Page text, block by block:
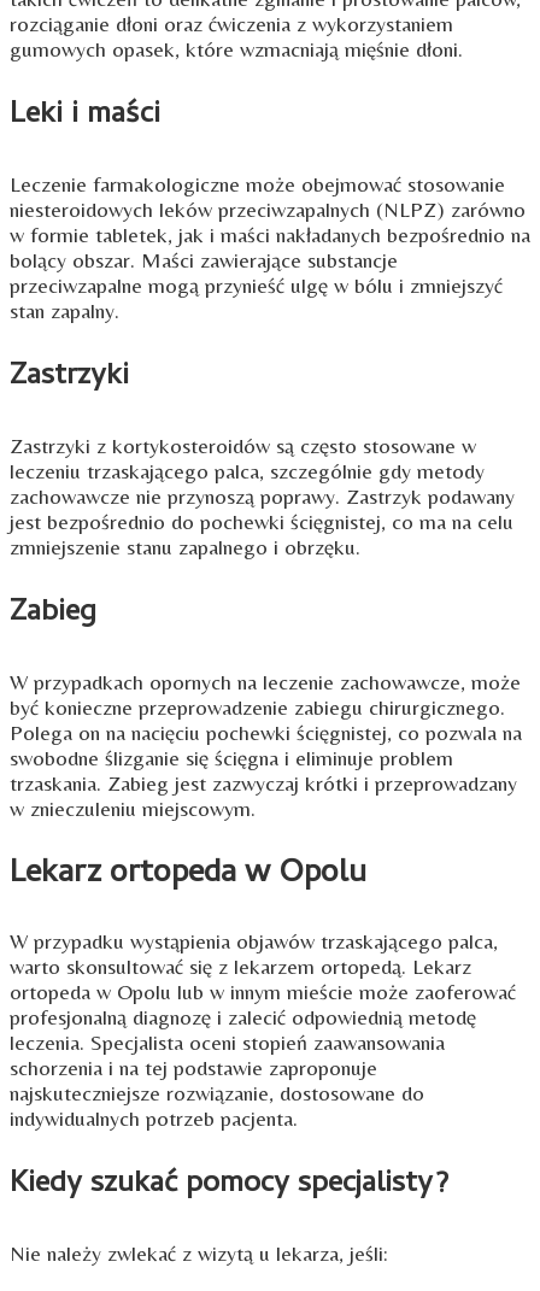
rozciąganie dłoni oraz ćwiczenia z wykorzystaniem
gumowych opasek, które wzmacniają mięśnie dłoni.
Leki i maści
Leczenie farmakologiczne może obejmować stosowanie
niesteroidowych leków przeciwzapalnych (NLPZ) zarówno
w formie tabletek, jak i maści nakładanych bezpośrednio na
bolący obszar. Maści zawierające substancje
przeciwzapalne mogą przynieść ulgę w bólu i zmniejszyć
stan zapalny.
Zastrzyki
Zastrzyki z kortykosteroidów są często stosowane w
leczeniu trzaskającego palca, szczególnie gdy metody
zachowawcze nie przynoszą poprawy. Zastrzyk podawany
jest bezpośrednio do pochewki ścięgnistej, co ma na celu
zmniejszenie stanu zapalnego i obrzęku.
Zabieg
W przypadkach opornych na leczenie zachowawcze, może
być konieczne przeprowadzenie zabiegu chirurgicznego.
Polega on na nacięciu pochewki ścięgnistej, co pozwala na
swobodne ślizganie się ścięgna i eliminuje problem
trzaskania. Zabieg jest zazwyczaj krótki i przeprowadzany
w znieczuleniu miejscowym.
Lekarz ortopeda w Opolu
W przypadku wystąpienia objawów trzaskającego palca,
warto skonsultować się z lekarzem ortopedą. Lekarz
ortopeda w Opolu lub w innym mieście może zaoferować
profesjonalną diagnozę i zalecić odpowiednią metodę
leczenia. Specjalista oceni stopień zaawansowania
schorzenia i na tej podstawie zaproponuje
najskuteczniejsze rozwiązanie, dostosowane do
indywidualnych potrzeb pacjenta.
Kiedy szukać pomocy specjalisty?
Nie należy zwlekać z wizytą u lekarza, jeśli: